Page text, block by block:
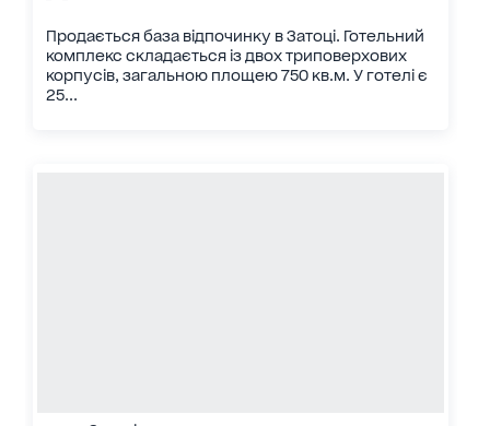
Продається база відпочинку в Затоці. Готельний
комплекс складається із двох триповерхових
корпусів, загальною площею 750 кв.м. У готелі є
25...